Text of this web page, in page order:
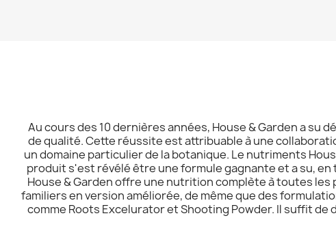
Au cours des 10 dernières années, House & Garden a
de qualité. Cette réussite est attribuable à une
un domaine particulier de la botanique. Le nutriments
produit s'est révélé être une formule gagnante et a su,
House & Garden offre une nutrition complète à toutes
familiers en version améliorée, de même que des
comme Roots Excelurator et Shooting Powder. Il suffit de